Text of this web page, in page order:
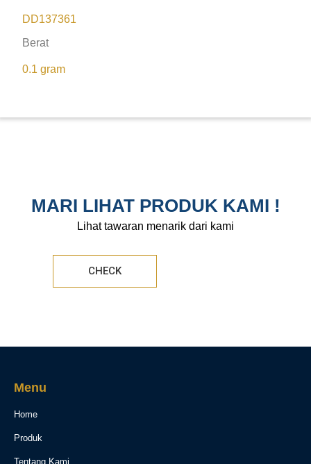
DD137361
Berat
0.1 gram
MARI LIHAT PRODUK KAMI !
Lihat tawaran menarik dari kami
CHECK
Menu
Home
Produk
Tentang Kami